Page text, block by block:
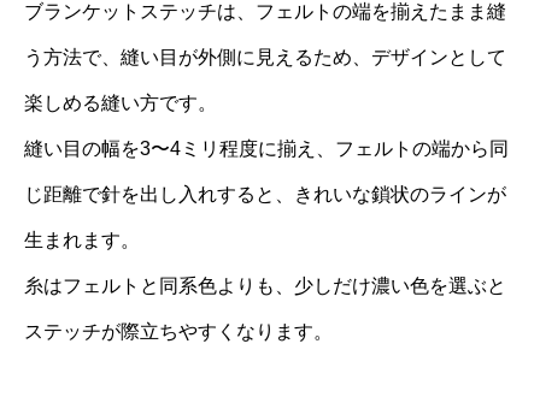
ブランケットステッチは、フェルトの端を揃えたまま縫
う方法で、縫い目が外側に見えるため、デザインとして
楽しめる縫い方です。
縫い目の幅を3〜4ミリ程度に揃え、フェルトの端から同
じ距離で針を出し入れすると、きれいな鎖状のラインが
生まれます。
糸はフェルトと同系色よりも、少しだけ濃い色を選ぶと
ステッチが際立ちやすくなります。